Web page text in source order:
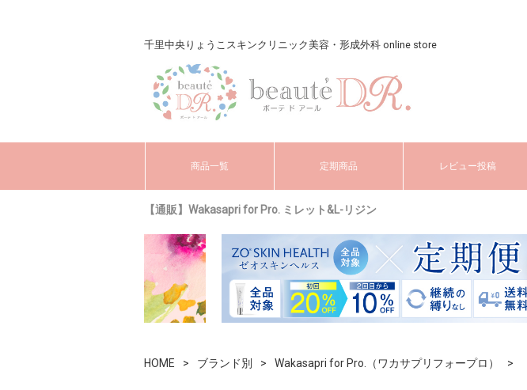
千里中央りょうこスキンクリニック美容・形成外科 online store
商品一覧 定期商品 レビュー投稿
【通販】Wakasapri for Pro. ミレット&L-リジン
HOME ブランド別 Wakasapri for Pro.（ワカサプリフォープロ）